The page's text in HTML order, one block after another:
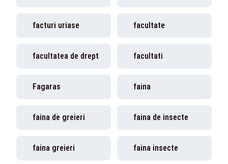
facturi uriase facultate
facultatea de drept facultati
Fagaras faina
faina de greieri faina de insecte
faina greieri faina insecte